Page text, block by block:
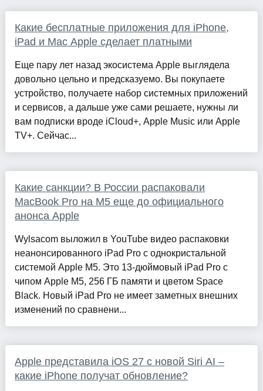
Какие бесплатные приложения для iPhone,
iPad и Mac Apple сделает платными
Еще пару лет назад экосистема Apple выглядела
довольно цельно и предсказуемо. Вы покупаете
устройство, получаете набор системных приложений
и сервисов, а дальше уже сами решаете, нужны ли
вам подписки вроде iCloud+, Apple Music или Apple
TV+. Сейчас...
Какие санкции? В России распаковали
MacBook Pro на M5 еще до официального
анонса Apple
Wylsacom выложил в YouTube видео распаковки
неанонсированного iPad Pro с однокристальной
системой Apple M5. Это 13-дюймовый iPad Pro с
чипом Apple M5, 256 ГБ памяти и цветом Space
Black. Новый iPad Pro не имеет заметных внешних
изменений по сравнени...
Apple представила iOS 27 с новой Siri AI –
какие iPhone получат обновление?